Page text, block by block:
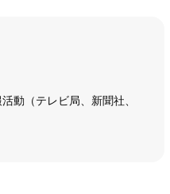
動（テレビ局、新聞社、